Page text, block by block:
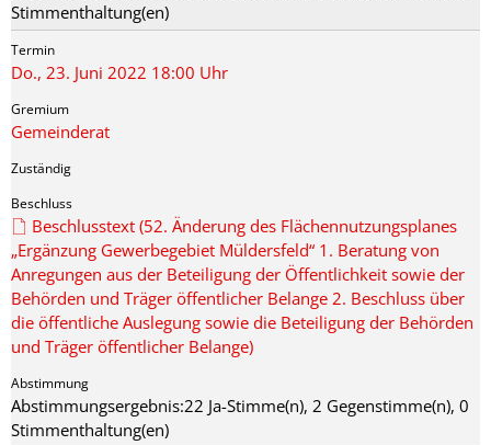
Stimmenthaltung(en)
Do., 23. Juni 2022 18:00 Uhr
Gemeinderat
Beschlusstext (52. Änderung des Flächennutzungsplanes
„Ergänzung Gewerbegebiet Müldersfeld“ 1. Beratung von
Anregungen aus der Beteiligung der Öffentlichkeit sowie der
Behörden und Träger öffentlicher Belange 2. Beschluss über
die öffentliche Auslegung sowie die Beteiligung der Behörden
und Träger öffentlicher Belange)
Abstimmungsergebnis:22 Ja-Stimme(n), 2 Gegenstimme(n), 0
Stimmenthaltung(en)